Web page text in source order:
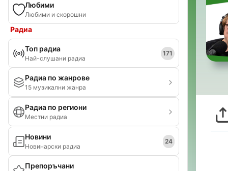
Любими
Любими и скорошни
Радиа
Топ радиа
Най-слушани радиа
171
Радиа по жанрове
15 музикални жанра
Радиа по региони
Местни радиа
Новини
Новинарски радиа
24
Препоръчани